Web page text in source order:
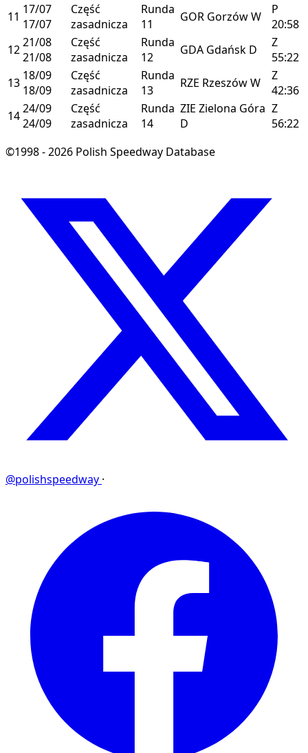
11 17/07
17/07
Część
zasadnicza
Runda
11
GOR GorzówW
P
20:58
1221/08
21/08
Część
zasadnicza
Runda
12
GDA Gdańsk D
Z
55:22
13 18/09
18/09
Część
zasadnicza
Runda
13
RZE RzeszówW
Z
42:36
1424/09
24/09
Część
zasadnicza
Runda
14
ZIE Zielona Góra
D
Z
56:22
©1998 - 2026 Polish Speedway Database
@polishspeedway ·